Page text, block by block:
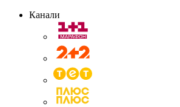
Канали